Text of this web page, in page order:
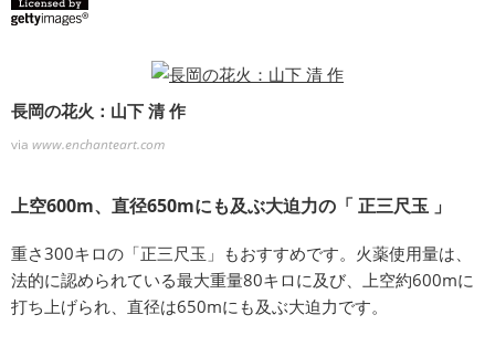
長岡の花火：山下 清 作
via www.enchanteart.com
上空600m、直径650mにも及ぶ大迫力の「 正三尺玉 」
重さ300キロの「正三尺玉」もおすすめです。火薬使用量は、
法的に認められている最大重量80キロに及び、上空約600mに
打ち上げられ、直径は650mにも及ぶ大迫力です。